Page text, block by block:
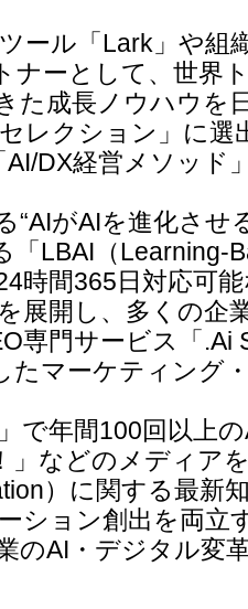
ール「Lark」や組
ナーとして、世界
た成長ノウハウを
レクション」に
DX経営メソッド
“AIがAIを進化させ
「LBAI（Learning-
時間365日対応可
展開し、多くの企
専門サービス「.Ai
たマーケティング
で年間100回以上
」などのメディア
）に関する最新
ション創出を両立
のAI・デジタル変